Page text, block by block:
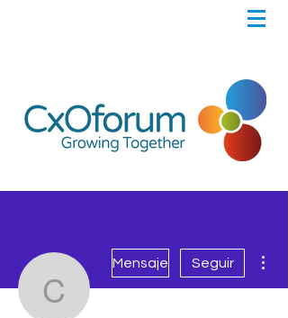
Carlos Robledo
Mensaje Seguir